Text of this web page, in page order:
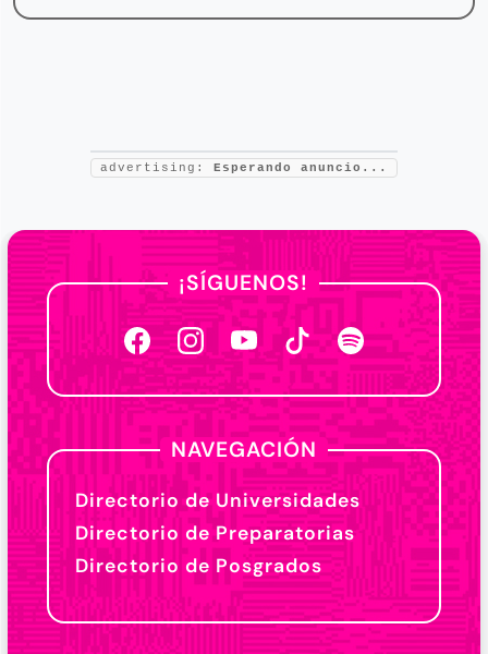
advertising: Esperando anuncio...
¡SÍGUENOS!
NAVEGACIÓN
Directorio de Universidades
Directorio de Preparatorias
Directorio de Posgrados